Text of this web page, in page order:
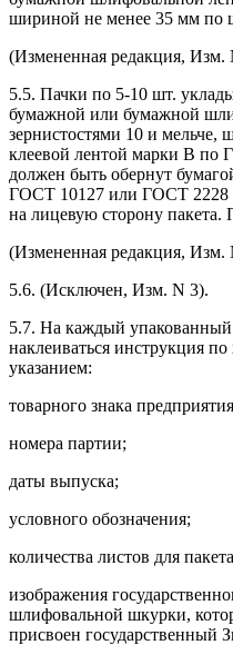
шириной не менее 35 мм по
(Измененная редакция, Изм.
5.5. Пачки по 5-10 шт.
бумажной или бумажной
зернистостями 10 и
клеевой лентой марки В по
должен быть обернут
ГОСТ 10127 или ГОСТ 2228
на лицевую сторону пакета.
(Измененная редакция, Изм.
5.6. (Исключен, Изм. N 3).
5.7. На каждый
наклеиваться инструкция
указанием:
товарного знака
номера партии;
даты выпуска;
условного обозначения;
количества листов для
изображения
шлифовальной шкурки,
присвоен государственный